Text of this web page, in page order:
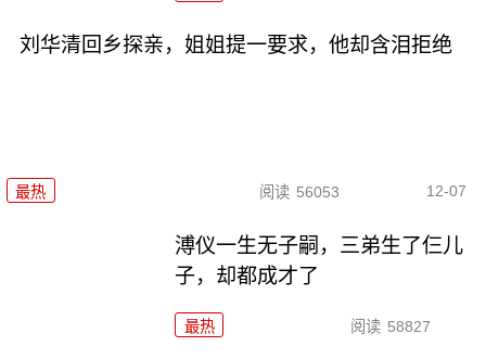
刘华清回乡探亲，姐姐提一要求，他却含泪拒绝
最热 阅读 56053 12-07
溥仪一生无子嗣，三弟生了仨儿
子，却都成才了
最热 阅读 58827